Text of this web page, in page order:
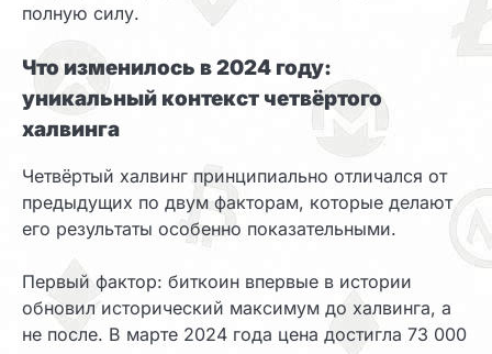
полную силу.
Что изменилось в 2024 году:
уникальный контекст четвёртого
халвинга
Четвёртый халвинг принципиально отличался от
предыдущих по двум факторам, которые делают
его результаты особенно показательными.
Первый фактор: биткоин впервые в истории
обновил исторический максимум до халвинга, а
не после. В марте 2024 года цена достигла 73 000